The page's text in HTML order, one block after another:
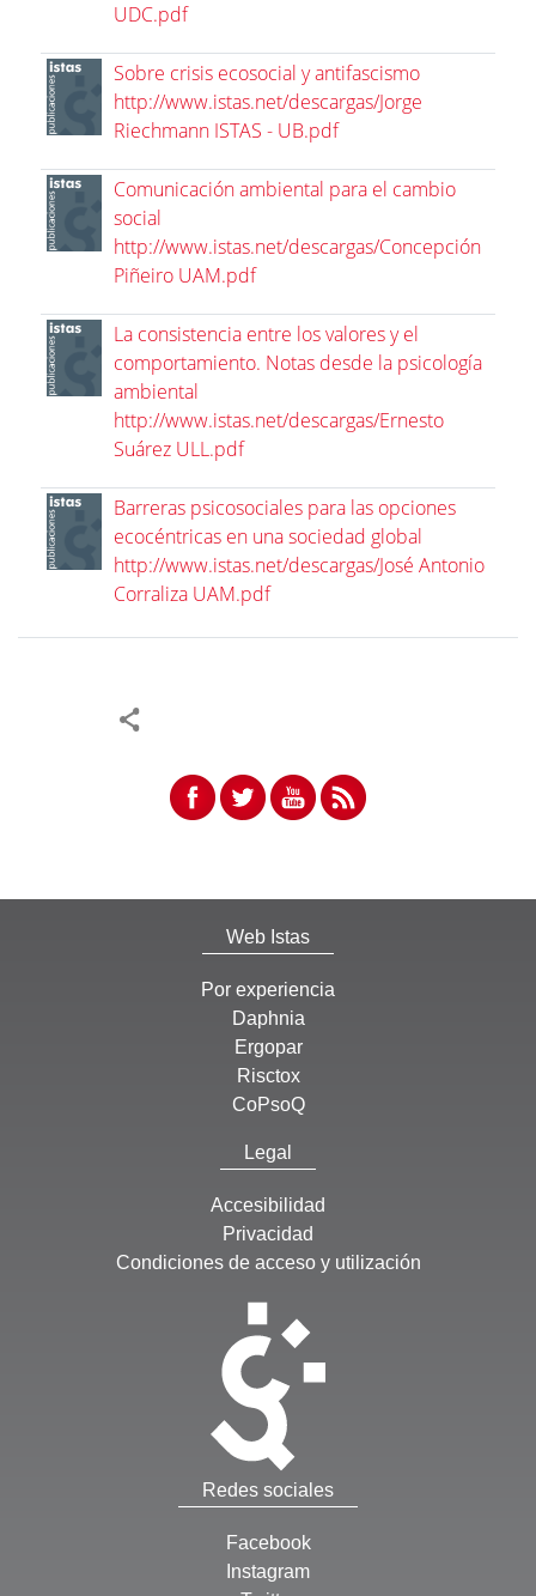
UDC.pdf
Sobre crisis ecosocial y antifascismo
http://www.istas.net/descargas/Jorge
Riechmann ISTAS - UB.pdf
Comunicación ambiental para el cambio
social
http://www.istas.net/descargas/Concepción
Piñeiro UAM.pdf
La consistencia entre los valores y el
comportamiento. Notas desde la psicología
ambiental
http://www.istas.net/descargas/Ernesto
Suárez ULL.pdf
Barreras psicosociales para las opciones
ecocéntricas en una sociedad global
http://www.istas.net/descargas/José Antonio
Corraliza UAM.pdf
Web Istas
Por experiencia
Daphnia
Ergopar
Risctox
CoPsoQ
Legal
Accesibilidad
Privacidad
Condiciones de acceso y utilización
Redes sociales
Facebook
Instagram